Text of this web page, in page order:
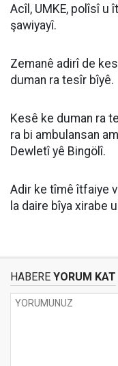
Acîl, UMKE, polîsî u
şawiyayî.
Zemanê adirî de
duman ra tesîr bîyê.
Kesê ke duman ra
ra bi ambulansan
Dewletî yê Bingölî.
Adir ke tîmê îtfaiye
la daire bîya xirabe
HABERE YORUM KAT